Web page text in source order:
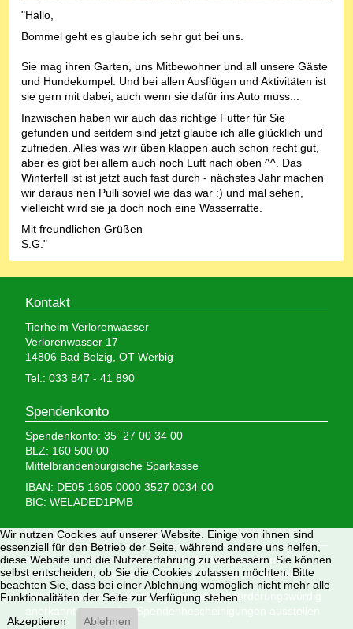
"Hallo,
Bommel geht es glaube ich sehr gut bei uns.
Sie mag ihren Garten, uns Mitbewohner und all unsere Gäste
und Hundekumpel. Und bei allen Ausflügen und Aktivitäten ist
sie gern mit dabei, auch wenn sie dafür ins Auto muss...
Inzwischen haben wir auch das richtige Futter für Sie
gefunden und seitdem sind jetzt glaube ich alle glücklich und
zufrieden. Alles was wir üben klappen auch schon recht gut,
aber es gibt bei allem auch noch Luft nach oben ^^. Das
Winterfell ist ist jetzt auch fast durch - nächstes Jahr machen
wir daraus nen Pulli soviel wie das war :) und mal sehen,
vielleicht wird sie ja doch noch eine Wasserratte.
Mit freundlichen Grüßen
S.G."
Kontakt
Tierheim Verlorenwasser
Verlorenwasser 17
14806 Bad Belzig, OT Werbig
Tel.: 033 847 - 41 890
Spendenkonto
Spendenkonto: 35 27 00 34 00
BLZ: 160 500 00
Mittelbrandenburgische Sparkasse
IBAN: DE05 1605 0000 3527 0034 00
BIC: WELADED1PMB
Wir brauchen Ihre Hilfe,
denn wir erhalten keinerlei staatliche Hilfe, sondern
finanzieren das Tierheim aus Spenden und Erbschaften.
Wir sind als gemeinnützig und besonders förderungswürdig
anerkannt und dürfen Spendenbescheinigungen ausstellen.
Wir nutzen Cookies auf unserer Website. Einige von ihnen sind
essenziell für den Betrieb der Seite, während andere uns helfen,
diese Website und die Nutzererfahrung zu verbessern. Sie können
selbst entscheiden, ob Sie die Cookies zulassen möchten. Bitte
beachten Sie, dass bei einer Ablehnung womöglich nicht mehr alle
Funktionalitäten der Seite zur Verfügung stehen.
Akzeptieren
Ablehnen